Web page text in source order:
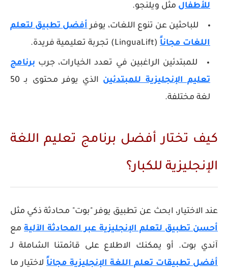
للأطفال مثل ويلنجو.
للباحثين عن تنوع اللغات، يوفرأفضل تطبيق لتعلم
اللغات مجاناً (LinguaLift) تجربة تعليمية فريدة.
للمبتدئين الراغبين في تعدد الخيارات، جرب برنامج
تعليم الإنجليزية للمبتدئين
الذي يوفر محتوى بـ 50
لغة مختلفة.
كيف تختار أفضل برنامج تعليم اللغة
الإنجليزية للكبار؟
عند الاختيار، ابحث عن تطبيق يوفر "بوت" محادثة ذكي مثل
أحسن تطبيق لتعلم الإنجليزية عبر المحادثة الآليةمع
آندي بوت. أو يمكنك الاطلاع على قائمتنا الشاملة لـ
أفضل تطبيقات تعلم اللغة الإنجليزية مجاناً لاختيار ما